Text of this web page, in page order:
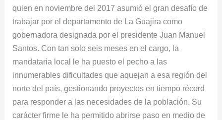
quien en noviembre del 2017 asumió el gran desafío de
trabajar por el departamento de La Guajira como
gobernadora designada por el presidente Juan Manuel
Santos. Con tan solo seis meses en el cargo, la
mandataria local le ha puesto el pecho a las
innumerables dificultades que aquejan a esa región del
norte del país, gestionando proyectos en tiempo récord
para responder a las necesidades de la población. Su
carácter firme le ha permitido abrirse paso en medio de